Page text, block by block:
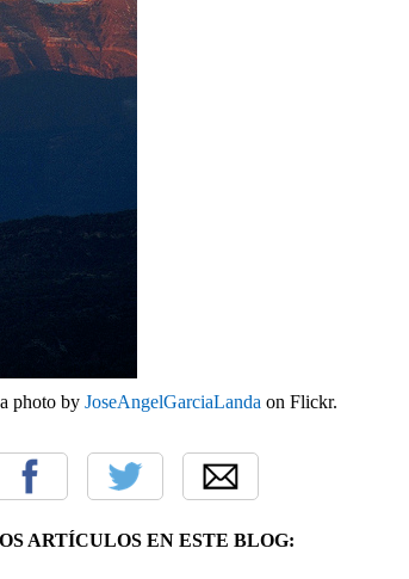
photo by JoseAngelGarciaLanda on Flickr.
ARTÍCULOS EN ESTE BLOG: